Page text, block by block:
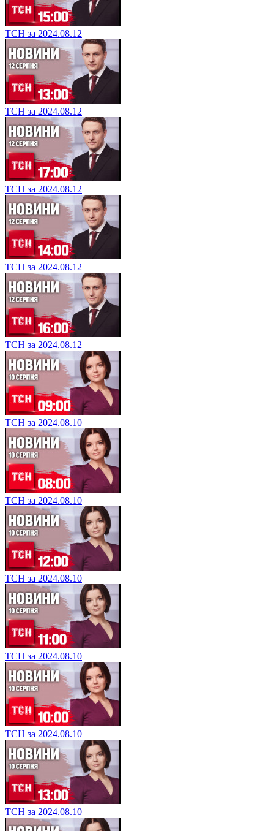
ТСН за 2024.08.12
ТСН за 2024.08.12
ТСН за 2024.08.12
ТСН за 2024.08.12
ТСН за 2024.08.12
ТСН за 2024.08.10
ТСН за 2024.08.10
ТСН за 2024.08.10
ТСН за 2024.08.10
ТСН за 2024.08.10
ТСН за 2024.08.10